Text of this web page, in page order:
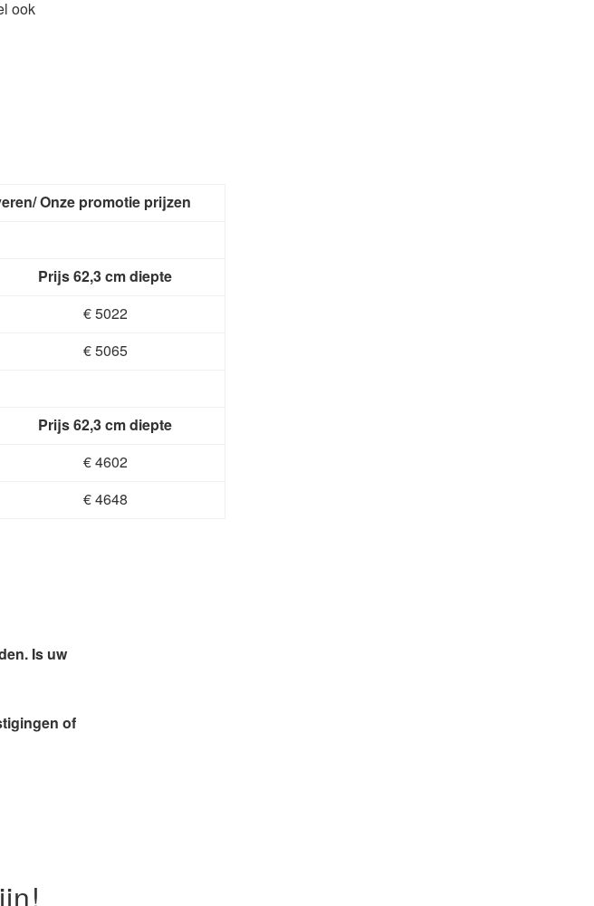
ook
Onze promotie prijzen
Prijs 62,3 cm diepte
€ 5022
€ 5065
Prijs 62,3 cm diepte
€ 4602
€ 4648
Is uw
of